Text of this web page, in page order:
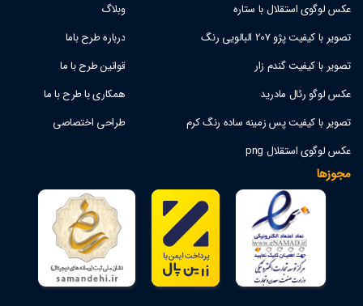
عکس لوگوی استقلال با ستاره
تصویر با کیفیت پژو 207 البالویی رنگ
تصویر با کیفیت گندم زار
عکس لوگو رئال مادرید
تصویر با کیفیت پس زمینه ساده رنگ کرم
عکس لوگوی استقلال png
وبلاگ
درباره طرح باما
قوانین طرح با ما
همکاری با طرح با ما
طراحی اختصاصی
مجوزها